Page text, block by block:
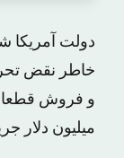
دولت آمریکا
خاطر نقض
میلیون دلار